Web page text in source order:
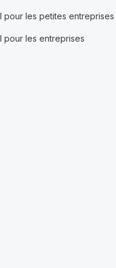
pour les petites entreprises
pour les entreprises